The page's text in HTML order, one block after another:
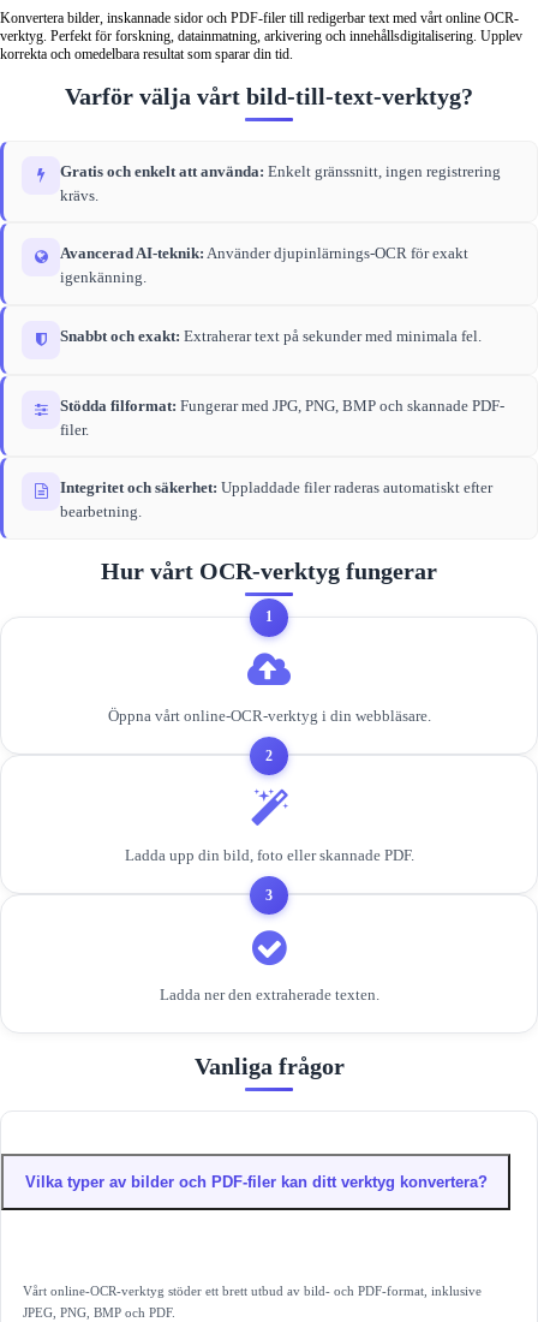
Konvertera bilder, inskannade sidor och PDF-filer till redigerbar text med vårt online OCR-
verktyg. Perfekt för forskning, datainmatning, arkivering och innehållsdigitalisering. Upplev
korrekta och omedelbara resultat som sparar din tid.
Varför välja vårt bild‑till‑text‑verktyg?
Gratis och enkelt att använda: Enkelt gränssnitt, ingen registrering
krävs.
Avancerad AI‑teknik: Använder djupinlärnings‑OCR för exakt
igenkänning.
Snabbt och exakt: Extraherar text på sekunder med minimala fel.
Stödda filformat: Fungerar med JPG, PNG, BMP och skannade PDF-
filer.
Integritet och säkerhet: Uppladdade filer raderas automatiskt efter
bearbetning.
Hur vårt OCR‑verktyg fungerar
1
Öppna vårt online‑OCR‑verktyg i din webbläsare.
2
Ladda upp din bild, foto eller skannade PDF.
3
Ladda ner den extraherade texten.
Vanliga frågor
Vilka typer av bilder och PDF-filer kan ditt verktyg konvertera?
Vårt online‑OCR‑verktyg stöder ett brett utbud av bild‑ och PDF-format, inklusive
JPEG, PNG, BMP och PDF.